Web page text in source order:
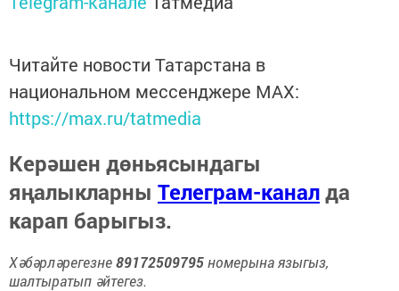
Читайте новости Татарстана в
национальном мессенджере MАХ:
https://max.ru/tatmedia
Керәшен дөньясындагы
яңалыкларны Телеграм-каналда
карап барыгыз.
Хәбәрләрегезне89172509795номерына языгыз,
шалтыратып әйтегез.